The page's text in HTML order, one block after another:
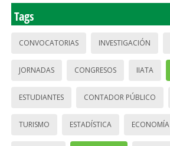
Tags
CONVOCATORIAS INVESTIGACIÓN
JORNADAS CONGRESOS IIATA
ESTUDIANTES CONTADOR PÚBLICO
TURISMO ESTADÍSTICA ECONOMÍA